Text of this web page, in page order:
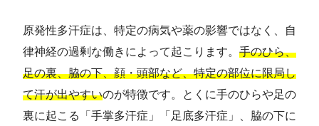
原発性多汗症は、特定の病気や薬の影響ではなく、自
律神経の過剰な働きによって起こります。 手のひら、
足の裏、脇の下、顔・頭部など、特定の部位に限局し
て汗が出やすいのが特徴です。とくに手のひらや足の
裏に起こる「手掌多汗症」「足底多汗症」、脇の下に